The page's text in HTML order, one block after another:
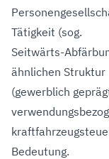
Tätigkeit (sog.
Seitwärts-
ähnlichen Struktur
(gewerblich
Bedeutung.